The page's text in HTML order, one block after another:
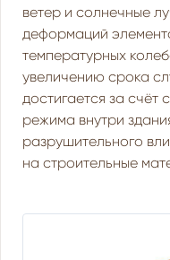
ветер и солнечные
деформаций
температурных
увеличению срока
достигается за счёт
режима внутри
разрушительного
на строительные